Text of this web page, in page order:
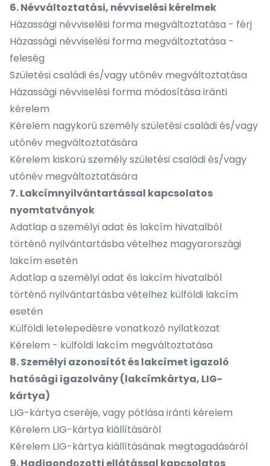
6. Névváltoztatási, névviselési kérelmek
Házassági névviselési forma megváltoztatása - férj
Házassági névviselési forma megváltoztatása -
feleség
Születési családi és/vagy utónév megváltoztatása
Házassági névviselési forma módosítása iránti
kérelem
Kérelem nagykorú személy születési családi és/vagy
utónév megváltoztatására
Kérelem kiskorú személy születési családi és/vagy
utónév megváltoztatására
7. Lakcímnyilvántartással kapcsolatos
nyomtatványok
Adatlap a személyi adat és lakcím hivatalból
történő nyilvántartásba vételhez magyarországi
lakcím esetén
Adatlap a személyi adat és lakcím hivatalból
történő nyilvántartásba vételhez külföldi lakcím
esetén
Külföldi letelepedésre vonatkozó nyilatkozat
Kérelem - külföldi lakcím megváltoztatása
8. Személyi azonosítót és lakcímet igazoló
hatósági igazolvány (lakcímkártya, LIG-
kártya)
LIG-kártya cseréje, vagy pótlása iránti kérelem
Kérelem LIG-kártya kiállításáról
Kérelem LIG-kártya kiállításának megtagadásáról